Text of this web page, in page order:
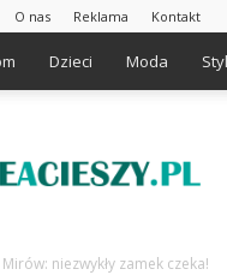
O nas Reklama Kontakt
Dzieci Moda Styl
Mirów: niezwykły zamek czeka!